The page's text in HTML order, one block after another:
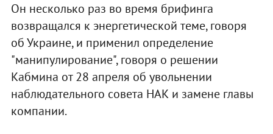
Он несколько раз во время брифинга
возвращался к энергетической теме, говоря
об Украине, и применил определение
"манипулирование", говоря о решении
Кабмина от 28 апреля об увольнении
наблюдательного совета НАК и замене главы
компании.